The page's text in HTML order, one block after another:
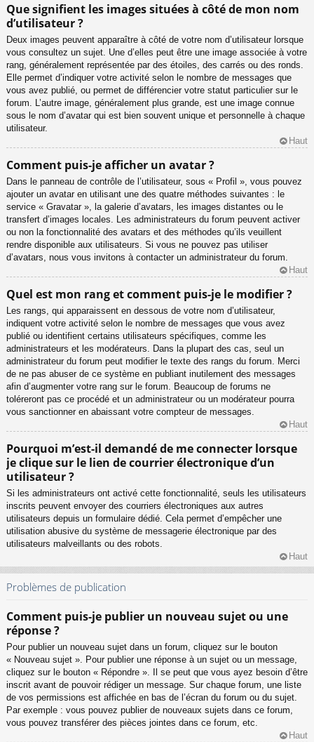
Que signifient les images situées à côté de mon nom
d’utilisateur ?
Deux images peuvent apparaître à côté de votre nom d’utilisateur lorsque
vous consultez un sujet. Une d’elles peut être une image associée à votre
rang, généralement représentée par des étoiles, des carrés ou des ronds.
Elle permet d’indiquer votre activité selon le nombre de messages que
vous avez publié, ou permet de différencier votre statut particulier sur le
forum. L’autre image, généralement plus grande, est une image connue
sous le nom d’avatar qui est bien souvent unique et personnelle à chaque
utilisateur.
Haut
Comment puis-je afficher un avatar ?
Dans le panneau de contrôle de l’utilisateur, sous « Profil », vous pouvez
ajouter un avatar en utilisant une des quatre méthodes suivantes : le
service « Gravatar », la galerie d’avatars, les images distantes ou le
transfert d’images locales. Les administrateurs du forum peuvent activer
ou non la fonctionnalité des avatars et des méthodes qu’ils veuillent
rendre disponible aux utilisateurs. Si vous ne pouvez pas utiliser
d’avatars, nous vous invitons à contacter un administrateur du forum.
Haut
Quel est mon rang et comment puis-je le modifier ?
Les rangs, qui apparaissent en dessous de votre nom d’utilisateur,
indiquent votre activité selon le nombre de messages que vous avez
publié ou identifient certains utilisateurs spécifiques, comme les
administrateurs et les modérateurs. Dans la plupart des cas, seul un
administrateur du forum peut modifier le texte des rangs du forum. Merci
de ne pas abuser de ce système en publiant inutilement des messages
afin d’augmenter votre rang sur le forum. Beaucoup de forums ne
toléreront pas ce procédé et un administrateur ou un modérateur pourra
vous sanctionner en abaissant votre compteur de messages.
Haut
Pourquoi m’est-il demandé de me connecter lorsque
je clique sur le lien de courrier électronique d’un
utilisateur ?
Si les administrateurs ont activé cette fonctionnalité, seuls les utilisateurs
inscrits peuvent envoyer des courriers électroniques aux autres
utilisateurs depuis un formulaire dédié. Cela permet d’empêcher une
utilisation abusive du système de messagerie électronique par des
utilisateurs malveillants ou des robots.
Haut
Problèmes de publication
Comment puis-je publier un nouveau sujet ou une
réponse ?
Pour publier un nouveau sujet dans un forum, cliquez sur le bouton
« Nouveau sujet ». Pour publier une réponse à un sujet ou un message,
cliquez sur le bouton « Répondre ». Il se peut que vous ayez besoin d’être
inscrit avant de pouvoir rédiger un message. Sur chaque forum, une liste
de vos permissions est affichée en bas de l’écran du forum ou du sujet.
Par exemple : vous pouvez publier de nouveaux sujets dans ce forum,
vous pouvez transférer des pièces jointes dans ce forum, etc.
Haut